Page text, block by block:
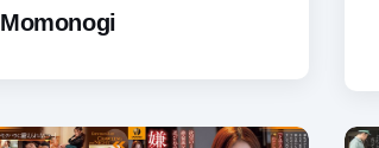
Momonogi